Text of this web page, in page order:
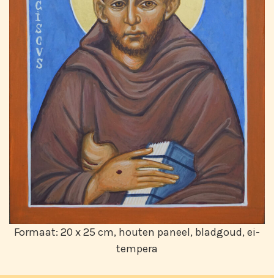
Formaat: 20 x 25 cm, houten paneel, bladgoud, ei-
tempera